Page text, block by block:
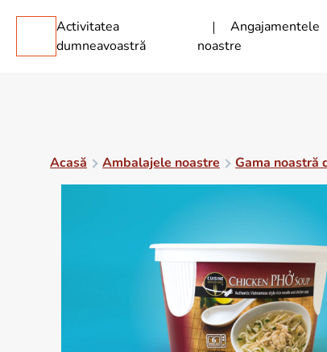
Activitatea
dumneavoastră
Angajamentele
noastre
Acasă Ambalajele noastre Gama noastră